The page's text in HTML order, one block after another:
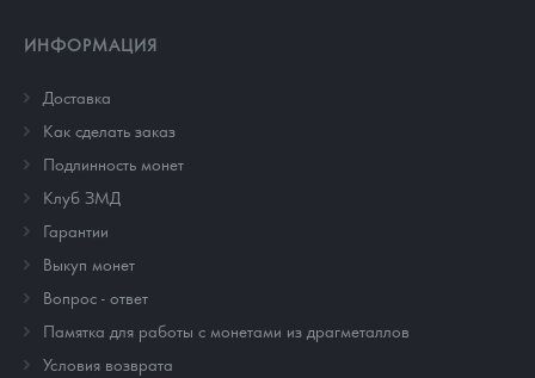
ИНФОРМАЦИЯ
Доставка
Как сделать заказ
Подлинность монет
Клуб ЗМД
Гарантии
Выкуп монет
Вопрос - ответ
Памятка для работы с монетами из драгметаллов
Условия возврата